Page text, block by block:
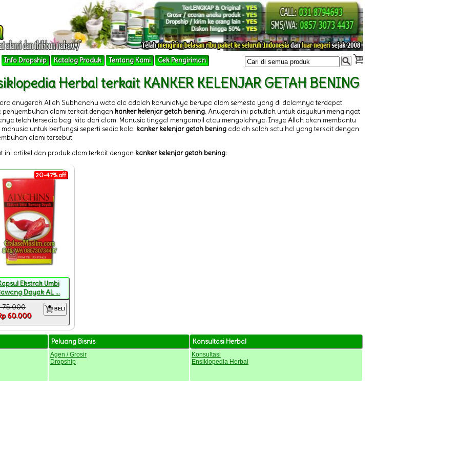
Info Dropship Katalog Produk Tentang Kami
Cek Pengiriman
Herbal terkait KANKER KELENJAR GETAH BENING
anugerah Allah Subhanahu wata'ala adalah karuniaNya berupa alam semesta yang di dalamnya terdapat
penyembuhan alami terkait dengan kanker kelenjar getah bening. Anugerah ini patutlah untuk disyukuri mengingat
telah tersedia bagi kita dari alam. Manusia tinggal mengambil atau mengolahnya. Insya Allah akan membantu
untuk berfungsi seperti sedia kala. kanker kelenjar getah bening adalah salah satu hal yang terkait dengan
alami tersebut.
ini artikel dan produk alam terkait dengan kanker kelenjar getah bening:
20-47% off
Ekstrak Umbi
Dayak AL ...
75.000
60.000
BELI
Peluang Bisnis Konsultasi Herbal
Agen / Grosir
Dropship
Konsultasi
Ensiklopedia Herbal